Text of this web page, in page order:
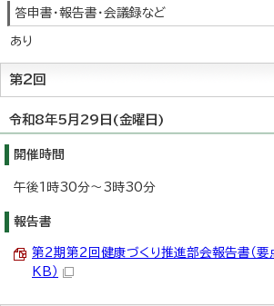
答申書・報告書・会議録など
あり
第2回
令和8年5月29日(金曜日)
開催時間
午後1時30分～3時30分
報告書
第2期第2回健康づくり推進部会報告書（
KB）